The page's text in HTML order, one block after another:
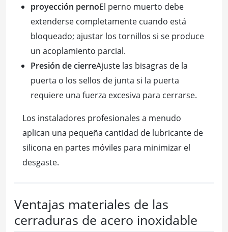
proyección pernoEl perno muerto debe
extenderse completamente cuando está
bloqueado; ajustar los tornillos si se produce
un acoplamiento parcial.
Presión de cierreAjuste las bisagras de la
puerta o los sellos de junta si la puerta
requiere una fuerza excesiva para cerrarse.
Los instaladores profesionales a menudo
aplican una pequeña cantidad de lubricante de
silicona en partes móviles para minimizar el
desgaste.
Ventajas materiales de las
cerraduras de acero inoxidable